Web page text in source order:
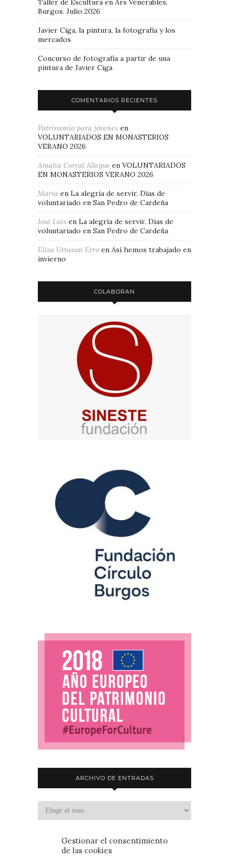
Gestionar el consentimiento
de las cookies
Taller de Escultura en Ars Venerables,
Burgos. Julio 2026
Javier Ciga, la pintura, la fotografía y los
mercados
Concurso de fotografía a partir de una
pintura de Javier Ciga
COMENTARIOS RECIENTES
Patrimonio para jóvenes en
VOLUNTARIADOS EN MONASTERIOS
VERANO 2026
Amalia Corral Allegue en VOLUNTARIADOS
EN MONASTERIOS VERANO 2026
Maria en La alegría de servir. Días de
voluntariado en San Pedro de Cardeña
José Luis en La alegría de servir. Días de
voluntariado en San Pedro de Cardeña
Elisa Urtasun Erro en Así hemos trabajado en
invierno
COLABORAN
ARCHIVO DE ENTRADAS